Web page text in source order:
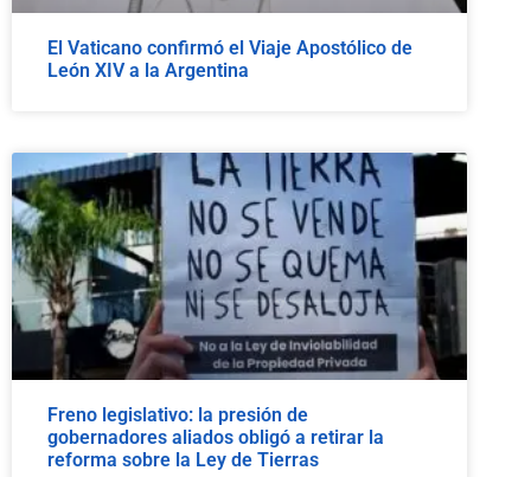
El Vaticano confirmó el Viaje Apostólico de
León XIV a la Argentina
Freno legislativo: la presión de
gobernadores aliados obligó a retirar la
reforma sobre la Ley de Tierras